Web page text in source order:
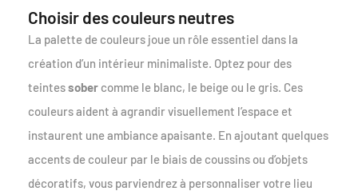
Choisir des couleurs neutres
La palette de couleurs joue un rôle essentiel dans la
création d’un intérieur minimaliste. Optez pour des
teintessober comme le blanc, le beige ou le gris. Ces
couleurs aident à agrandir visuellement l’espace et
instaurent une ambiance apaisante. En ajoutant quelques
accents de couleur par le biais de coussins ou d’objets
décoratifs, vous parviendrez à personnaliser votre lieu